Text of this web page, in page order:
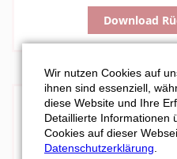
Download
Wir nutzen Cookies auf
ihnen sind essenziell,
diese Website und Ihre
Detaillierte Informationen
Cookies auf dieser
Datenschutzerklärung